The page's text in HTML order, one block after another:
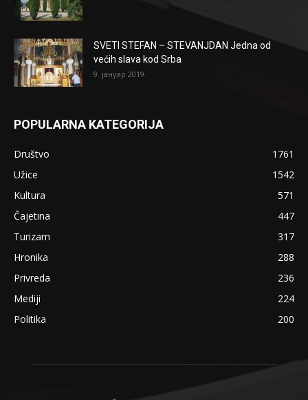
SVETI STEFAN – STEVANJDAN Jedna od
većih slava kod Srba
9. јануар 2019.
POPULARNA KATEGORIJA
Društvo
1761
Užice
1542
Kultura
571
Čajetina
447
Turizam
317
Hronika
288
Privreda
236
Mediji
224
Politika
200